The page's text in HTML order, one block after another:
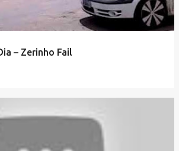
– Zerinho Fail